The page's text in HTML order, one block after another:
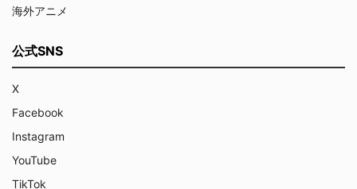
海外アニメ
公式SNS
X
Facebook
Instagram
YouTube
TikTok